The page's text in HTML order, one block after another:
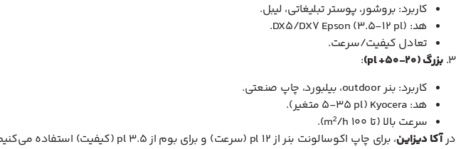
کاربرد: بروشور، پوستر تبلیغاتی، لیبل.
هد: DX5/DX7 Epson (۳.۵-۱۲ pl).
تعادل کیفیت/سرعت.
۳. بزرگ (۲۰-۵۰+ pl)
:
کاربرد: بنر outdoor، بیلبورد، چاپ صنعتی.
هد: Kyocera (۵-۳۵ pl متغیر).
سرعت بالا (تا ۱۰۰ m²/h).
درآکا دیزاین، برای چاپ اکوسالونت بنر از ۱۲ pl (سرعت) و برای بوم از ۳.۵ pl (کیفیت) استفاده می‌کنیم.